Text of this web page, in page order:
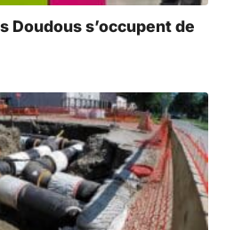
Doudous s’occupent de